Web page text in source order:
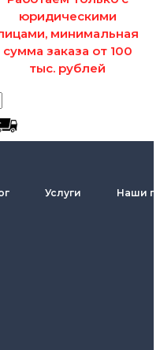
юридическими
минимальная
сумма заказа от 100
тыс. рублей
Услуги Наши